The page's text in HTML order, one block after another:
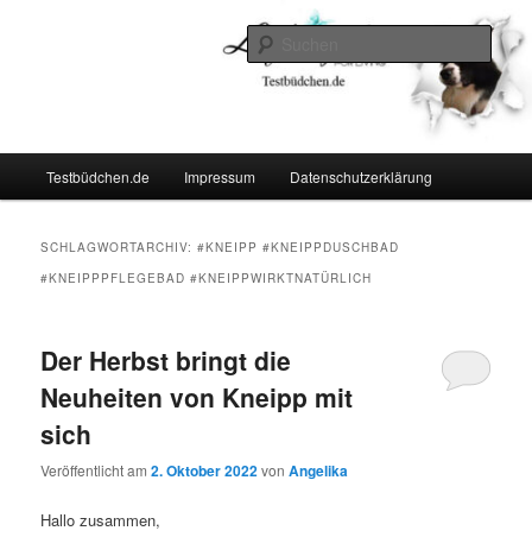
Testbüdchen.de Impressum Datenschutzerklärung
SCHLAGWORTARCHIV:#KNEIPP #KNEIPPDUSCHBAD
#KNEIPPPFLEGEBAD #KNEIPPWIRKTNATÜRLICH
Der Herbst bringt die
Neuheiten von Kneipp mit
sich
Veröffentlicht am2. Oktober 2022vonAngelika
Hallo zusammen,